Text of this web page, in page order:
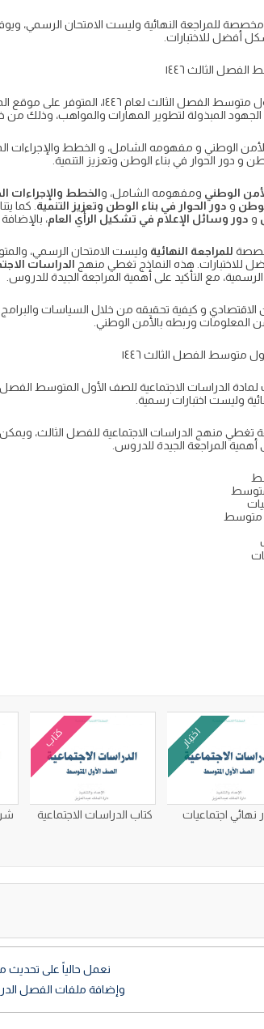
أفضل للاختبارات.
الثالث ١٤٤٦
يتضمن نموذج اختبار اجتماعيات أول
المبذولة لتطوير المهارات والمواهب، وذلك
الوطني و مفهومه الشامل، و الخطط والإجراءات
دور الحوار في بناء الوطن وتعزيز التنمية.
الوطني ومفهومه الشامل، والخطط والإجراءات
و دور الحوار في بناء الوطن وتعزيز التنمية. كما
و دور وسائل الإعلام في تشكيل الرأي العام،
للمراجعة النهائية وليست الامتحان الرسمي،
للاختبارات. هذه النماذج تغطي منهج الدراسات
الرسمية، مع التأكيد على أهمية المراجعة الجيدة للدروس.
الاقتصادي و كيفية تحقيقه من خلال السياسات
المعلومات وربطه بالأمن الوطني.
متوسط الفصل الثالث ١٤٤٦
وليست اختبارات رسمية.
تغطي منهج الدراسات الاجتماعية للفصل الثالث،
أهمية المراجعة الجيدة للدروس.
متوسط
متوسط
اختبار
نهائي اجتماعيات
كتاب
كتاب الدراسات الاجتماعية
نعمل حالياً على
وإضافة ملفات الفصل